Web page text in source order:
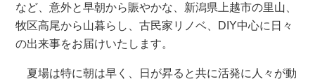
など、意外と早朝から賑やかな、新潟県上越市の里山、
牧区高尾から山暮らし、古民家リノベ、DIY中心に日々
の出来事をお届けいたします。
夏場は特に朝は早く、日が昇ると共に活発に人々が動